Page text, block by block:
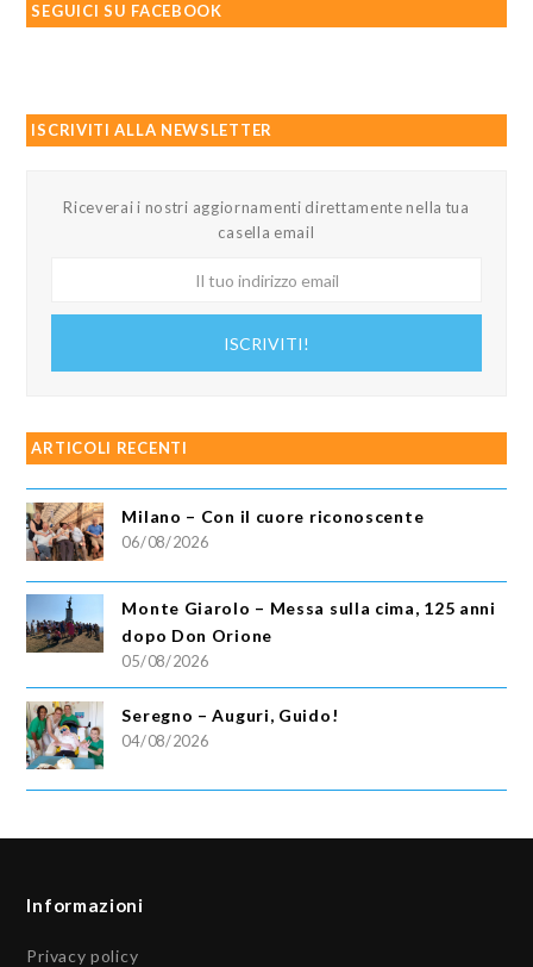
SEGUICI SU FACEBOOK
ISCRIVITI ALLA NEWSLETTER
Riceverai i nostri aggiornamenti direttamente nella tua
casella email
ISCRIVITI!
ARTICOLI RECENTI
Milano – Con il cuore riconoscente
06/08/2026
Monte Giarolo – Messa sulla cima, 125 anni
dopo Don Orione
05/08/2026
Seregno – Auguri, Guido!
04/08/2026
Informazioni
Privacy policy